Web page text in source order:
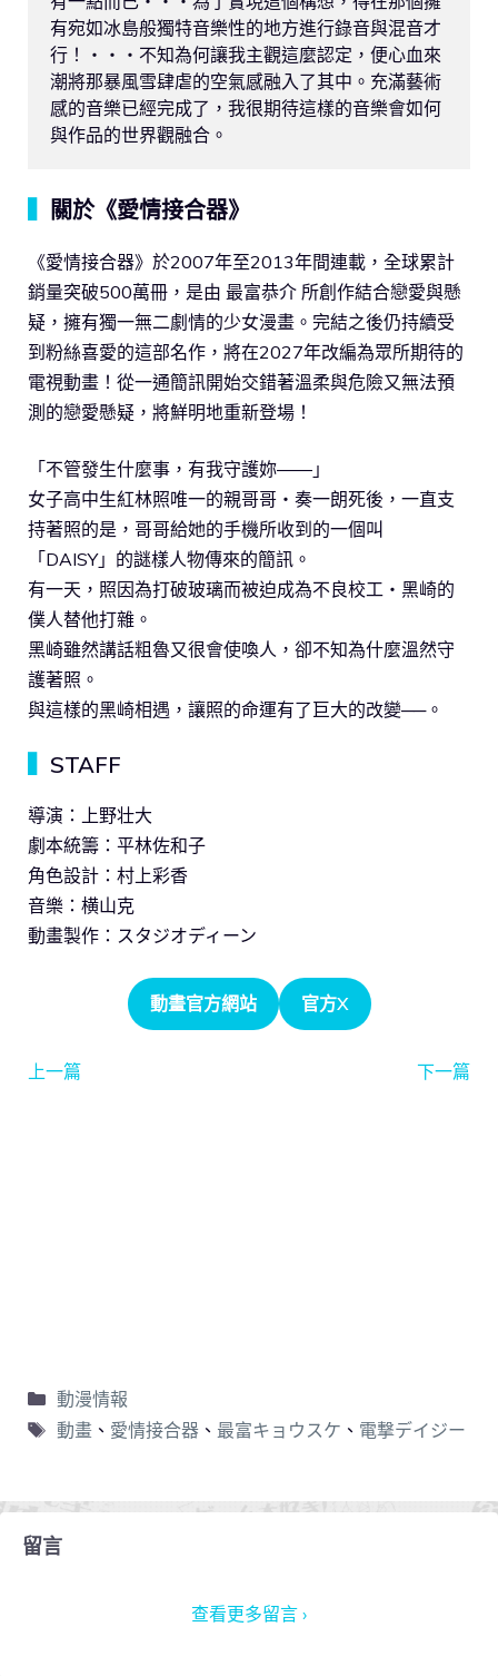
有宛如冰島般獨特音樂性的地方進行錄音與混音才
行！・・・不知為何讓我主觀這麼認定，便心血來
潮將那暴風雪肆虐的空氣感融入了其中。充滿藝術
感的音樂已經完成了，我很期待這樣的音樂會如何
與作品的世界觀融合。
關於《愛情接合器》
《愛情接合器》於2007年至2013年間連載，全球累計
銷量突破500萬冊，是由 最富恭介 所創作結合戀愛與懸
疑，擁有獨一無二劇情的少女漫畫。完結之後仍持續受
到粉絲喜愛的這部名作，將在2027年改編為眾所期待的
電視動畫！從一通簡訊開始交錯著溫柔與危險又無法預
測的戀愛懸疑，將鮮明地重新登場！
「不管發生什麼事，有我守護妳――」
女子高中生紅林照唯一的親哥哥・奏一朗死後，一直支
持著照的是，哥哥給她的手機所收到的一個叫
「DAISY」的謎樣人物傳來的簡訊。
有一天，照因為打破玻璃而被迫成為不良校工・黑崎的
僕人替他打雜。
黑崎雖然講話粗魯又很會使喚人，卻不知為什麼溫然守
護著照。
與這樣的黑崎相遇，讓照的命運有了巨大的改變──。
STAFF
導演：上野壮大
劇本統籌：平林佐和子
角色設計：村上彩香
音樂：横山克
動畫製作：スタジオディーン
動畫官方網站 官方X
上一篇 下一篇
動漫情報
動畫、 愛情接合器、 最富キョウスケ 、 電撃デイジー
留言
查看更多留言 ›